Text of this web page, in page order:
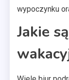
wypoczynku
Jakie